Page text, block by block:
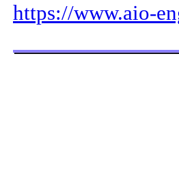
https://www.aio-